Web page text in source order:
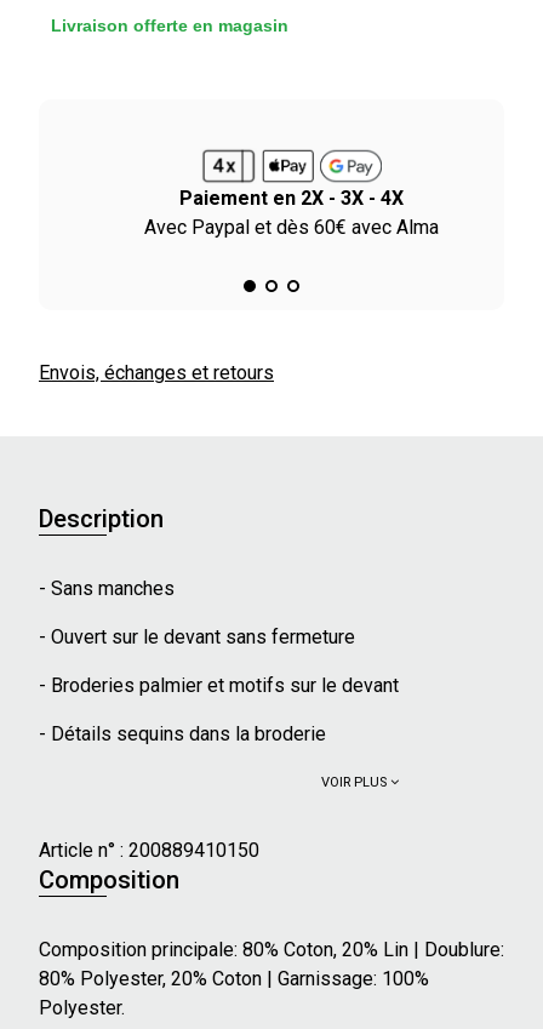
Livraison offerte en magasin
Paiement en 2X - 3X - 4X
Avec Paypal et dès 60€ avec Alma
Envois, échanges et retours
Description
- Sans manches
- Ouvert sur le devant sans fermeture
- Broderies palmier et motifs sur le devant
- Détails sequins dans la broderie
VOIR PLUS
Article n° : 200889410150
Composition
Composition principale: 80% Coton, 20% Lin | Doublure:
80% Polyester, 20% Coton | Garnissage: 100%
Polyester.